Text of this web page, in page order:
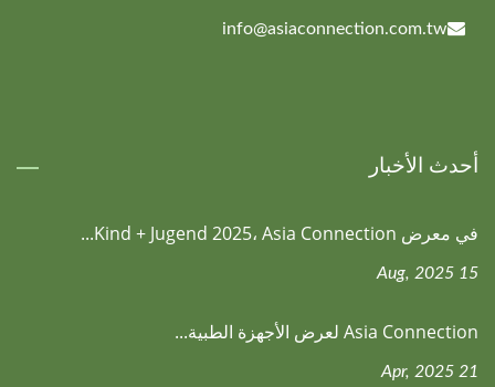
info@asiaconnection.com.tw
أحدث الأخبار
في معرض Kind + Jugend 2025، Asia Connection...
15 Aug, 2025
Asia Connection لعرض الأجهزة الطبية...
21 Apr, 2025